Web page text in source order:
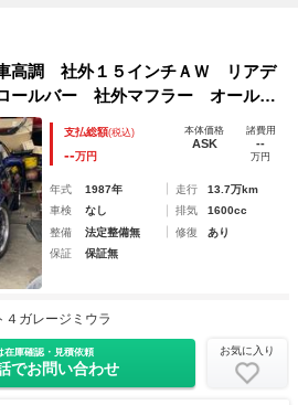
高調 社外１５インチＡＷ リアデ
ールバー 社外マフラー オールペ
ュアル ＡＥ８６改 ２ドア
支払総額(税込)
--万円
本体価格
ASK
諸費用
--
万円
年式 1987年 走行
13.7万km
車検
なし 排気
1600cc
整備
法定整備無 修復
あり
保証
保証無
４ガレージミウラ
在庫確認・見積依頼
でお問い合わせ
お気に入り